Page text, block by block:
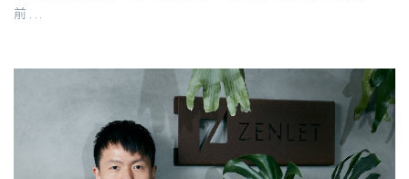
前...